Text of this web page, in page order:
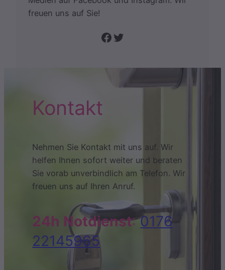
freuen uns auf Sie!
Folge uns auf Facebook Twitter
Kontakt
Nehmen Sie Kontakt mit uns auf. Wir
helfen Ihnen sofort weiter und beraten
Sie vorab unverbindlich am Telefon. Wir
freuen uns auf Ihren Anruf.
24h Notdienst:0176
22145965